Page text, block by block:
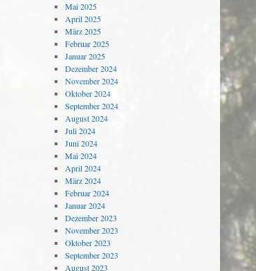
Mai 2025
April 2025
März 2025
Februar 2025
Januar 2025
Dezember 2024
November 2024
Oktober 2024
September 2024
August 2024
Juli 2024
Juni 2024
Mai 2024
April 2024
März 2024
Februar 2024
Januar 2024
Dezember 2023
November 2023
Oktober 2023
September 2023
August 2023